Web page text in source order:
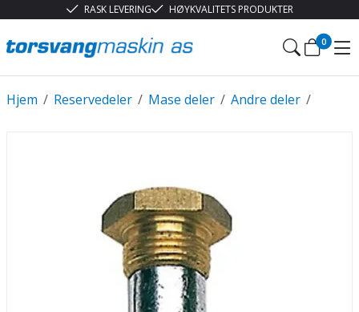
RASK LEVERING HØYKVALITETS PRODUKTER
0
/
Hjem /
Reservedeler /
Mase deler /
Andre deler